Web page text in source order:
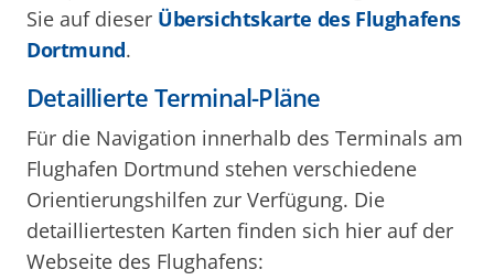
Sie auf dieser Übersichtskarte des Flughafens
Dortmund.
Detaillierte Terminal-Pläne
Für die Navigation innerhalb des Terminals am
Flughafen Dortmund stehen verschiedene
Orientierungshilfen zur Verfügung. Die
detailliertesten Karten finden sich hier auf der
Webseite des Flughafens: